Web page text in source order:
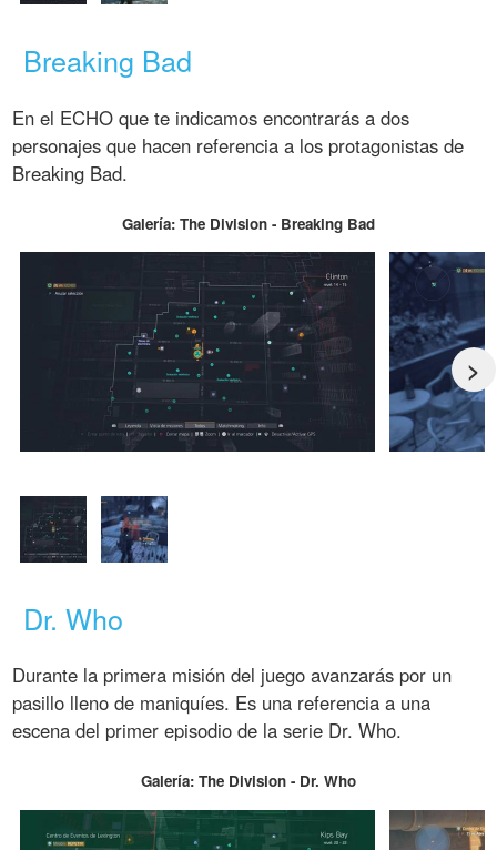
Breaking Bad
En el ECHO que te indicamos encontrarás a dos
personajes que hacen referencia a los protagonistas de
Breaking Bad.
Galería: The Division - Breaking Bad
>
Dr. Who
Durante la primera misión del juego avanzarás por un
pasillo lleno de maniquíes. Es una referencia a una
escena del primer episodio de la serie Dr. Who.
Galería: The Division - Dr. Who